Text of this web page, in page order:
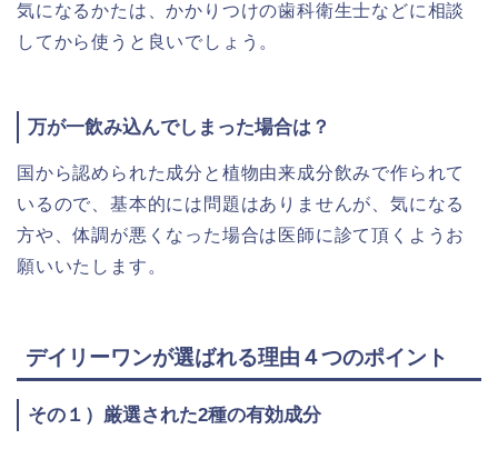
気になるかたは、かかりつけの歯科衛生士などに相談
してから使うと良いでしょう。
万が一飲み込んでしまった場合は？
国から認められた成分と植物由来成分飲みで作られて
いるので、基本的には問題はありませんが、気になる
方や、体調が悪くなった場合は医師に診て頂くようお
願いいたします。
デイリーワンが選ばれる理由４つのポイント
その１）厳選された2種の有効成分